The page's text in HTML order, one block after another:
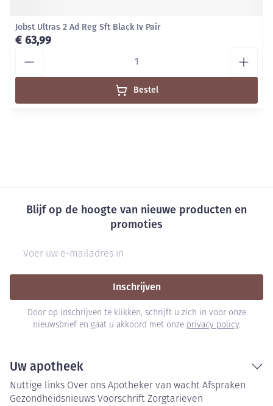
Jobst Ultras 2 Ad Reg Sft Black Iv Pair
€ 63,99
Bestel
Blijf op de hoogte van nieuwe producten en
promoties
Inschrijven
Door op inschrijven te klikken, schrijft u zich in voor onze
nieuwsbrief en gaat u akkoord met onze privacy policy.
Uw apotheek
Nuttige links Over ons Apotheker van wacht Afspraken
Gezondheidsnieuws Voorschrift Zorgtarieven